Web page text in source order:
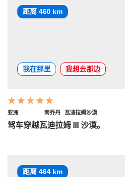
距离 460 km
我在那里 我想去那边
亚洲 南乔丹 瓦迪拉姆沙漠
驾车穿越瓦迪拉姆 III 沙漠。
距离 464 km